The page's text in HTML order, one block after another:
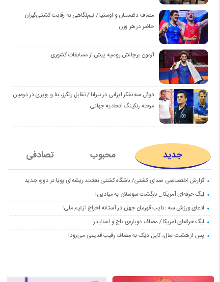
مصاف داغستان و اوستیا / نیم‌نگاهی به رقابت کشتی‌گیران
حاضر در هر وزن
آزمون پرچالش روسیه پیش از مسابقات کشوری
دوئل سه تفکر ایرانی در تیرانا / تقابل رنگرز، بنا و بویری در دومین
مرحله رنکینگ اتحادیه جهانی
جدید محبوب تصادفی
گزارش اختصاصی صدای کشتی/ باشگاه کشتی بعثت، ریشه‌ای پویا در دوره جدید
لیگ حرفه‌ای آمریکا _ بازگشت سوسلان به میادین!
ادعای ورزش سه : نایب قهرمان جهان در آستانه اخراج از تیم ملی!
لیگ حرفه‌ای آمریکا / مصاف دوباره‌ی تاج و اسنایدر!
پس از هشت سال، کایل دیک به مصاف رقیب قدیمی می‌رود!